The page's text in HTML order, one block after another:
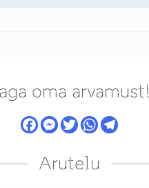
oma arvamust!
Arutelu